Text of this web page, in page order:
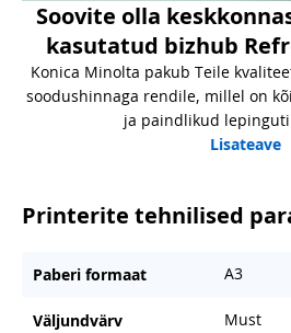
Soovite olla
kasutatud bizhub
Konica Minolta pakub Teile
soodushinnaga rendile, millel on
ja paindlikud
Lisateave
Printerite tehnilised
Paberi formaat A3
Väljundvärv Must